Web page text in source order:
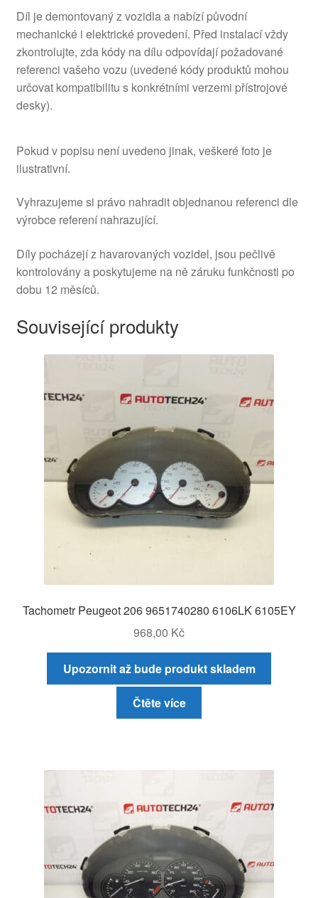
Díl je demontovaný z vozidla a nabízí původní
mechanické i elektrické provedení. Před instalací vždy
zkontrolujte, zda kódy na dílu odpovídají požadované
referenci vašeho vozu (uvedené kódy produktů mohou
určovat kompatibilitu s konkrétními verzemi přístrojové
desky).
Pokud v popisu není uvedeno jinak, veškeré foto je
ilustrativní.
Vyhrazujeme si právo nahradit objednanou referenci dle
výrobce referení nahrazující.
Díly pocházejí z havarovaných vozidel, jsou pečlivě
kontrolovány a poskytujeme na ně záruku funkčnosti po
dobu 12 měsíců.
Související produkty
Tachometr Peugeot 206 9651740280 6106LK 6105EY
968,00 Kč
Upozornit až bude produkt skladem
Čtěte více